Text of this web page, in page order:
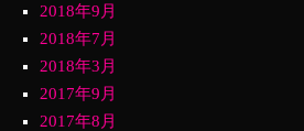
2018年9月
2018年7月
2018年3月
2017年9月
2017年8月